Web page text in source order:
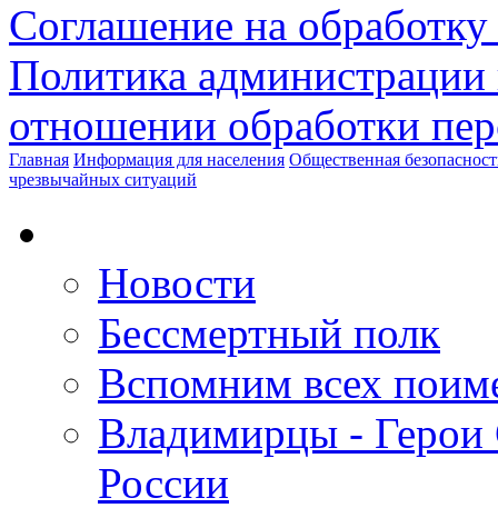
Соглашение на
Политика
отношении обработки
Главная Информация для населения Общественная
чрезвычайных ситуаций
Новости
Бессмертный полк
Вспомним всех
Владимирцы - Герои
России